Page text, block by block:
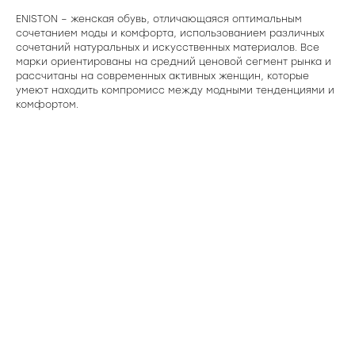
ENISTON – женская обувь, отличающаяся оптимальным
сочетанием моды и комфорта, использованием различных
сочетаний натуральных и искусственных материалов. Все
марки ориентированы на средний ценовой сегмент рынка и
рассчитаны на современных активных женщин, которые
умеют находить компромисс между модными тенденциями и
комфортом.